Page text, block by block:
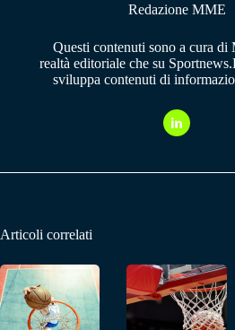
Redazione MME
Questi contenuti sono a cura di
realtà editoriale che su
sviluppa contenuti di
Articoli correlati